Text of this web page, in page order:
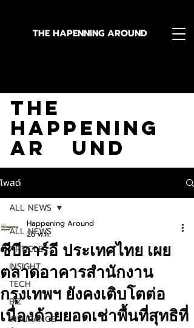
THE HAPENNING AROUND
The
Happening
Ar und
โพสต์
ALL NEWS
ARTICLE
INSIGHT
TECH
BIZ
INSURANCE
ALL NEWS
ซีบีอาร์อี ประเทศไทย เผย
ตลาดอาคารสำนักงาน
กรุงเทพฯ ยังคงเติบโตต่อ
เนื่องด้วยยอดเช่าพื้นที่สุทธิที่
Happening Around
26 พ.ค.